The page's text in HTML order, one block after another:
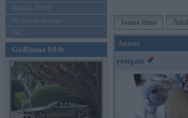
Mēneša BMW
Sērijveida tūnings
Vel...
Gadījuma bilde
Jauna tēma
Autors
rosigais